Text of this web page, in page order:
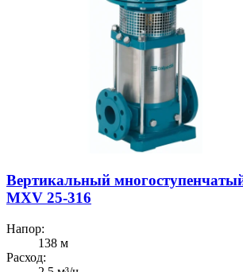
Вертикальный
MXV 25-316
Напор:
138 м
Расход: